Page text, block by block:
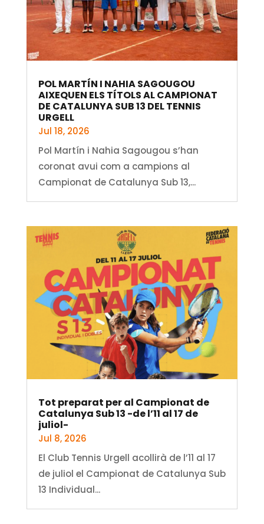
POL MARTÍN I NAHIA SAGOUGOU
AIXEQUEN ELS TÍTOLS AL CAMPIONAT
DE CATALUNYA SUB 13 DEL TENNIS
URGELL
Jul 18, 2026
Pol Martín i Nahia Sagougou s’han
coronat avui com a campions al
Campionat de Catalunya Sub 13,...
Tot preparat per al Campionat de
Catalunya Sub 13 -de l’11 al 17 de
juliol-
Jul 8, 2026
El Club Tennis Urgell acollirà de l’11 al 17
de juliol el Campionat de Catalunya Sub
13 Individual...